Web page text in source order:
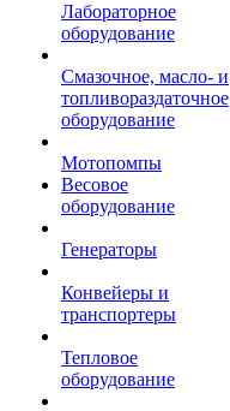
Лабораторное
оборудование
Смазочное, масло- и
топливораздаточное
оборудование
Мотопомпы
Весовое
оборудование
Генераторы
Конвейеры и
транспортеры
Тепловое
оборудование